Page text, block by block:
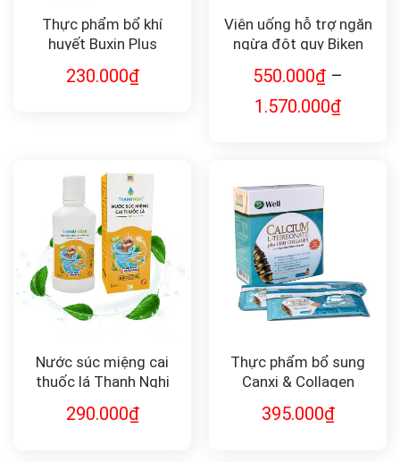
Thực phẩm bổ khí
huyết Buxin Plus
230.000₫
Viên uống hỗ trợ ngăn
ngừa đột quỵ Biken
Legend
550.000₫ –
1.570.000₫
Nước súc miệng cai
thuốc lá Thanh Nghị
290.000₫
Thực phẩm bổ sung
Canxi & Collagen
Plus Fish Collagen and
395.000₫